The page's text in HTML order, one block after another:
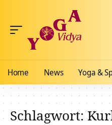
Home News Yoga &
Schlagwort: